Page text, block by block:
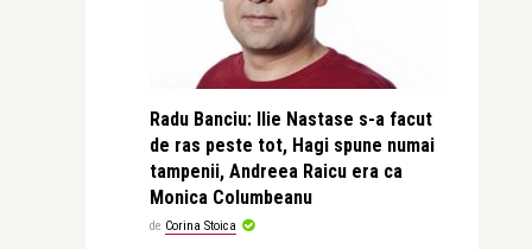
Radu Banciu: Ilie Nastase s-a facut
de ras peste tot, Hagi spune numai
tampenii, Andreea Raicu era ca
Monica Columbeanu
de Corina Stoica